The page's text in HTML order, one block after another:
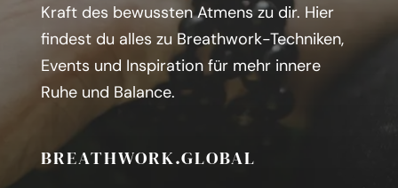
Kraft des bewussten Atmens zu dir. Hier
findest du alles zu Breathwork-Techniken,
Events und Inspiration für mehr innere
Ruhe und Balance.
BREATHWORK.GLOBAL